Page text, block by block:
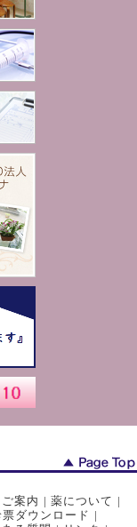
案内 | 薬について |
票ダウンロード |